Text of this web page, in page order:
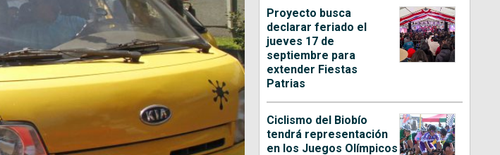
Proyecto busca
declarar feriado el
jueves 17 de
septiembre para
extender Fiestas
Patrias
Ciclismo del Biobío
tendrá representación
en los Juegos Olímpicos